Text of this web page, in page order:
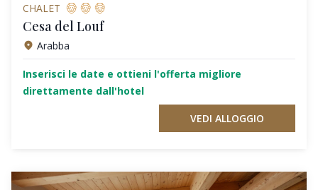
CHALET
Cesa del Louf
Arabba
Inserisci le date e ottieni l'offerta migliore
direttamente dall'hotel
VEDI ALLOGGIO